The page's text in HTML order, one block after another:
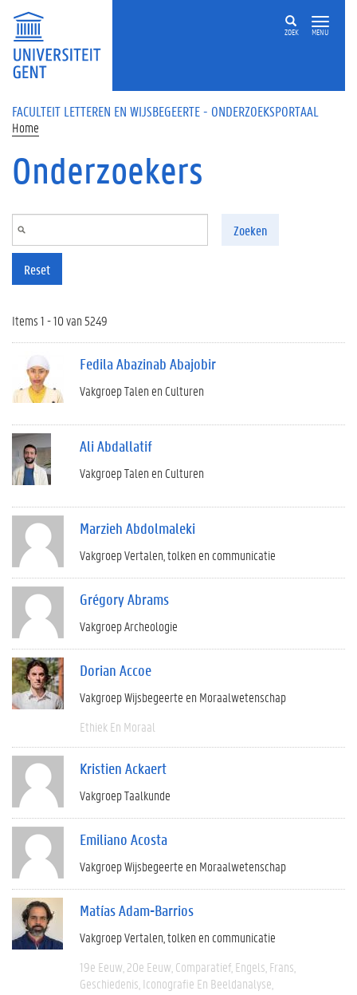
Overslaan en naar de inhoud gaan
ZOEK MENU
FACULTEIT LETTEREN EN WIJSBEGEERTE - ONDERZOEKSPORTAAL
Home
Onderzoekers
Zoeken
Reset
Items 1 - 10 van 5249
Fedila Abazinab Abajobir
Vakgroep Talen en Culturen
Ali Abdallatif
Vakgroep Talen en Culturen
Marzieh Abdolmaleki
Vakgroep Vertalen, tolken en communicatie
Grégory Abrams
Vakgroep Archeologie
Dorian Accoe
Vakgroep Wijsbegeerte en Moraalwetenschap
Ethiek En Moraal
Kristien Ackaert
Vakgroep Taalkunde
Emiliano Acosta
Vakgroep Wijsbegeerte en Moraalwetenschap
Matías Adam-Barrios
Vakgroep Vertalen, tolken en communicatie
19e Eeuw 20e Eeuw Comparatief Engels Frans
Geschiedenis Iconografie En Beeldanalyse